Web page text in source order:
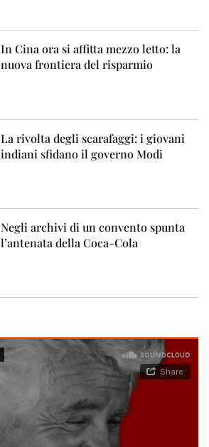
In Cina ora si affitta mezzo letto: la
nuova frontiera del risparmio
La rivolta degli scarafaggi: i giovani
indiani sfidano il governo Modi
Negli archivi di un convento spunta
l’antenata della Coca-Cola